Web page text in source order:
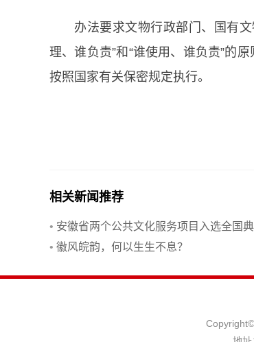
办法要求文物行政部门、国有
理、谁负责”和“谁使用、谁负责”的
按照国家有关保密规定执行。
相关新闻推荐
• 安徽省两个公共文化服务项目入选全国
• 徽风皖韵，何以生生不息？